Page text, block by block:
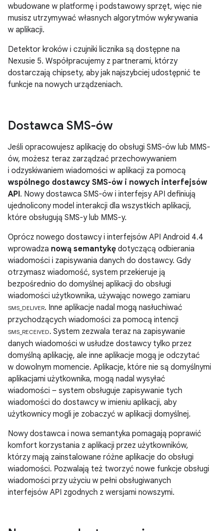
wbudowane w platformę i podstawowy sprzęt, więc nie
musisz utrzymywać własnych algorytmów wykrywania
w aplikacji.
Detektor kroków i czujniki licznika są dostępne na
Nexusie 5. Współpracujemy z partnerami, którzy
dostarczają chipsety, aby jak najszybciej udostępnić te
funkcje na nowych urządzeniach.
Dostawca SMS-ów
Jeśli opracowujesz aplikację do obsługi SMS-ów lub MMS-
ów, możesz teraz zarządzać przechowywaniem
i odzyskiwaniem wiadomości w aplikacji za pomocą
wspólnego dostawcy SMS-ów i nowych interfejsów
API. Nowy dostawca SMS-ów i interfejsy API definiują
ujednolicony model interakcji dla wszystkich aplikacji,
które obsługują SMS-y lub MMS-y.
Oprócz nowego dostawcy i interfejsów API Android 4.4
wprowadza nową semantykę dotyczącą odbierania
wiadomości i zapisywania danych do dostawcy. Gdy
otrzymasz wiadomość, system przekieruje ją
bezpośrednio do domyślnej aplikacji do obsługi
wiadomości użytkownika, używając nowego zamiaru
SMS_DELIVER. Inne aplikacje nadal mogą nasłuchiwać
przychodzących wiadomości za pomocą intencji
SMS_RECEIVED. System zezwala teraz na zapisywanie
danych wiadomości w usłudze dostawcy tylko przez
domyślną aplikację, ale inne aplikacje mogą je odczytać
w dowolnym momencie. Aplikacje, które nie są domyślnymi
aplikacjami użytkownika, mogą nadal wysyłać
wiadomości – system obsługuje zapisywanie tych
wiadomości do dostawcy w imieniu aplikacji, aby
użytkownicy mogli je zobaczyć w aplikacji domyślnej.
Nowy dostawca i nowa semantyka pomagają poprawić
komfort korzystania z aplikacji przez użytkowników,
którzy mają zainstalowane różne aplikacje do obsługi
wiadomości. Pozwalają też tworzyć nowe funkcje obsługi
wiadomości przy użyciu w pełni obsługiwanych
interfejsów API zgodnych z wersjami nowszymi.